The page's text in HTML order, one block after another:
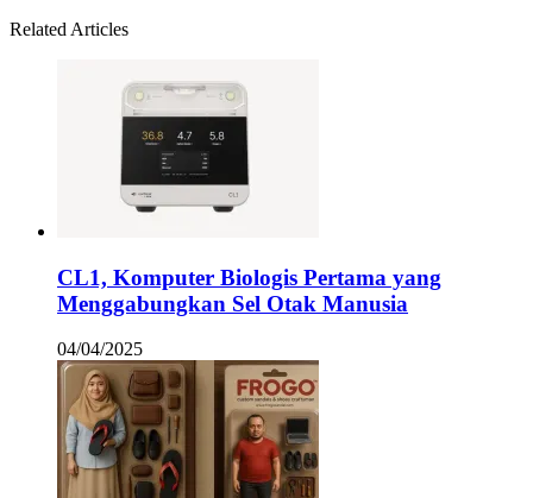
Related Articles
CL1, Komputer Biologis Pertama yang
Menggabungkan Sel Otak Manusia
04/04/2025